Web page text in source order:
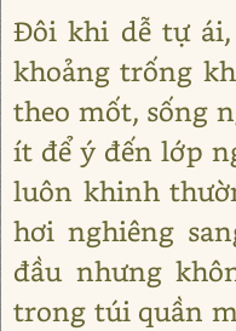
Đôi khi dễ tự
khoảng trống
theo mốt, sống
ít để ý đến lớp
luôn khinh
hơi nghiêng
đầu nhưng
trong túi quần